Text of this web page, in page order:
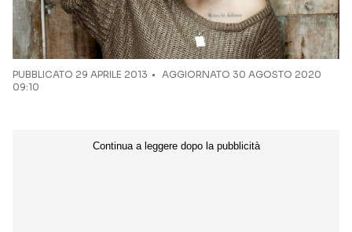
PUBBLICATO 29 APRILE 2013
AGGIORNATO 30 AGOSTO 2020
09:10